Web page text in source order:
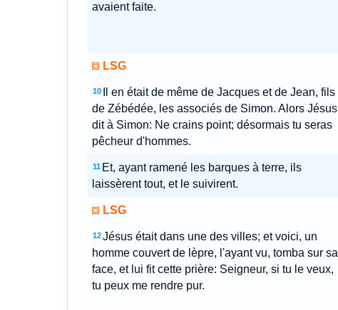
avaient faite.
LSG
10
Il en était de même de Jacques et de Jean, fils
de Zébédée, les associés de Simon. Alors Jésus
dit à Simon: Ne crains point; désormais tu seras
pêcheur d'hommes.
11 Et, ayant ramené les barques à terre, ils
laissèrent tout, et le suivirent.
LSG
12 Jésus était dans une des villes; et voici, un
homme couvert de lèpre, l'ayant vu, tomba sur sa
face, et lui fit cette prière: Seigneur, si tu le veux,
tu peux me rendre pur.